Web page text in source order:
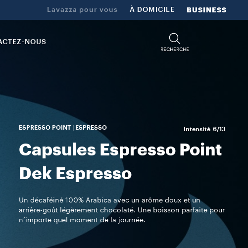
Lavazza pour vous À DOMICILE BUSINESS
NOUS
RECHERCHE
ESPRESSO POINT | ESPRESSO Intensité 6/13
Capsules Espresso Point
Dek Espresso
Un décaféiné 100% Arabica avec un arôme doux et un
arrière-goût légèrement chocolaté. Une boisson parfaite pour
n’importe quel moment de la journée.